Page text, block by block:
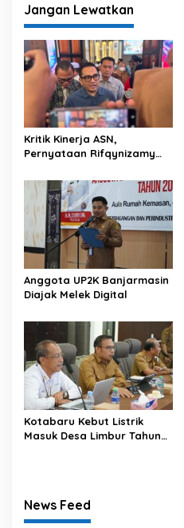
Jangan Lewatkan
Kritik Kinerja ASN,
Pernyataan Rifqynizamy
Anggota UP2K Banjarmasin
Diajak Melek Digital
Kotabaru Kebut Listrik
Masuk Desa Limbur Tahun
News Feed